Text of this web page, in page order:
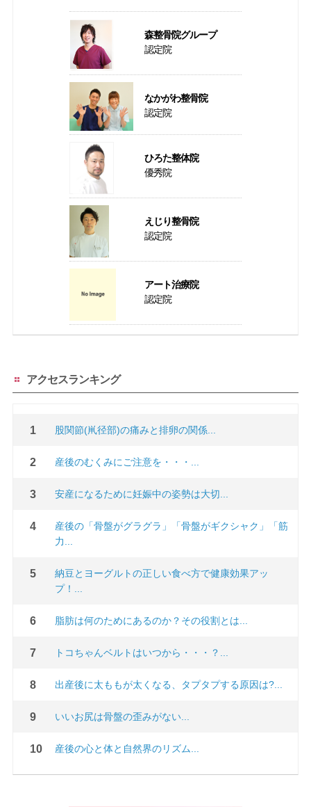
森整骨院グループ
認定院
なかがわ整骨院
認定院
ひろた整体院
優秀院
えじり整骨院
認定院
アート治療院
認定院
アクセスランキング
股関節(鼡径部)の痛みと排卵の関係...
産後のむくみにご注意を・・・...
安産になるために妊娠中の姿勢は大切...
産後の「骨盤がグラグラ」「骨盤がギクシャク」「筋
力...
納豆とヨーグルトの正しい食べ方で健康効果アッ
プ！...
脂肪は何のためにあるのか？その役割とは...
トコちゃんベルトはいつから・・・？...
出産後に太ももが太くなる、タプタプする原因は?...
いいお尻は骨盤の歪みがない...
産後の心と体と自然界のリズム...